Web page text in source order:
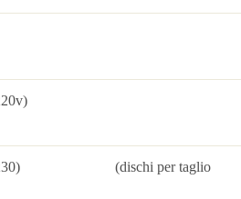
230) (220v)
115) (220v)
230) (dischi per taglio